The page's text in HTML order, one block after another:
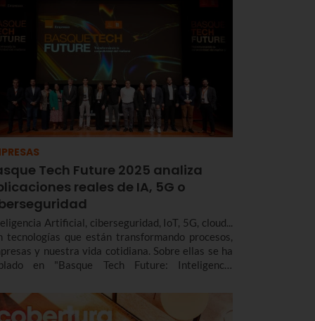
Tech Future 2025 analiza
reales de IA, 5G o
Artificial, ciberseguridad, IoT, 5G, cloud...
tecnologías que están transformando procesos,
y nuestra vida cotidiana. Sobre ellas se ha
en "Basque Tech Future: Inteligencia
el miércoles 29 de octubre en el Museo
de Bilbao.